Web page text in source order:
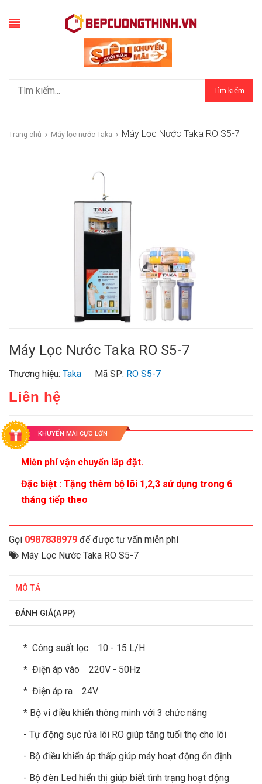
Tìm kiếm
Trang chủ Máy lọc nước Taka Máy Lọc Nước Taka RO S5-7
Máy Lọc Nước Taka RO S5-7
Thương hiệu: Taka Mã SP: RO S5-7
Liên hệ
KHUYẾN MÃI CỰC LỚN
Miễn phí vận chuyển lắp đặt.
Đặc biệt : Tặng thêm bộ lõi 1,2,3 sử dụng trong 6
tháng tiếp theo
Gọi 0987838979 để được tư vấn miễn phí
Máy Lọc Nước Taka RO S5-7
MÔ TẢ
ĐÁNH GIÁ(APP)
* Công suất lọc 10 - 15 L/H
* Điện áp vào 220V - 50Hz
* Điện áp ra 24V
* Bộ vi điều khiển thông minh với 3 chức năng
- Tự động sục rửa lõi RO giúp tăng tuổi thọ cho lõi
- Bộ điều khiển áp thấp giúp máy hoạt động ổn định
- Bộ đèn Led hiển thị giúp biết tình trạng hoạt động